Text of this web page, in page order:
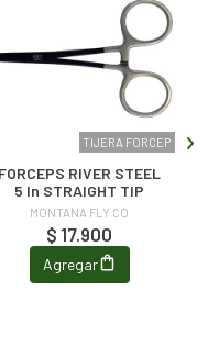
TIJERA FORCEP
FORCEPS RIVER STEEL
5 In STRAIGHT TIP
MONTANA FLY CO
$ 17.900
Agregar